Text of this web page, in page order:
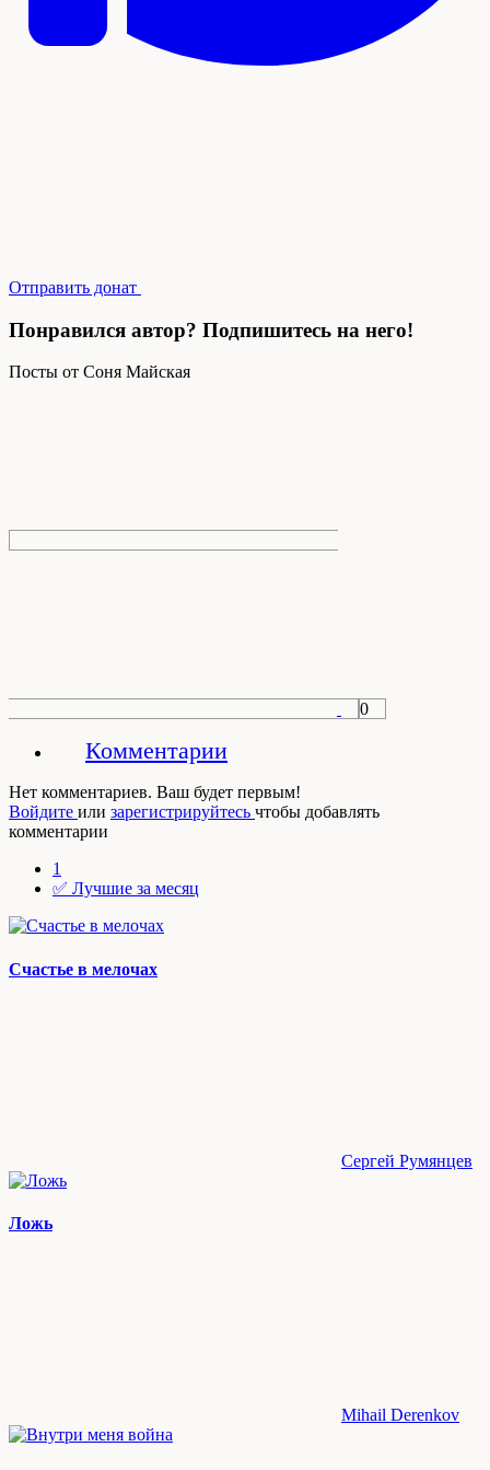
Отправить донат
Понравился автор? Подпишитесь на него!
Посты от Соня Майская
0
Комментарии
Нет комментариев. Ваш будет первым!
Войдите или зарегистрируйтесь чтобы добавлять
комментарии
1
✅ Лучшие за месяц
Счастье в мелочах
Сергей Румянцев
Ложь
Mihail Derenkov